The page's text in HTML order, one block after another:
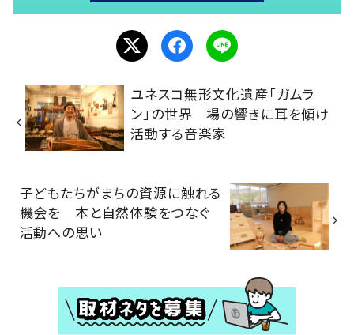
ユネスコ無形文化遺産「ガムラ
ン」の世界 場の響きに耳を傾け
活動する音楽家
子どもたちがまちの資源に触れる
機会を 本と自然体験をつなぐ
活動への思い